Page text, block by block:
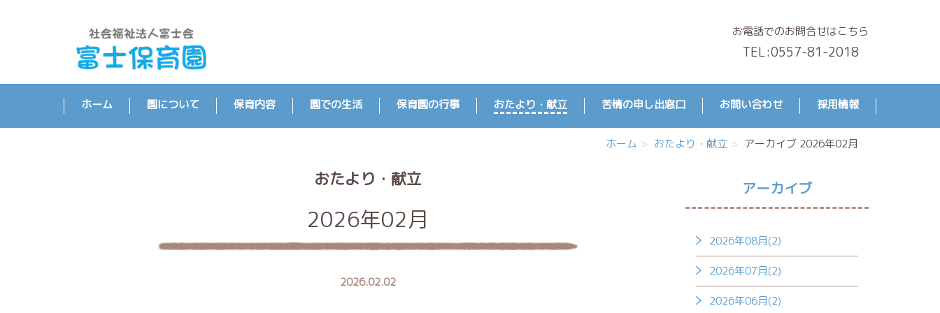
お電話でのお問合せはこちら
TEL:0557-81-2018
ホーム 園について 保育内容 園での生活 保育園の行事 おたより・献立 苦情の申し出窓口 お問い合わせ 採用情報
ホーム おたより・献立 アーカイブ 2026年02月
おたより・献立
2026年02月
2026.02.02
アーカイブ
2026年08月(2)
2026年07月(2)
2026年06月(2)